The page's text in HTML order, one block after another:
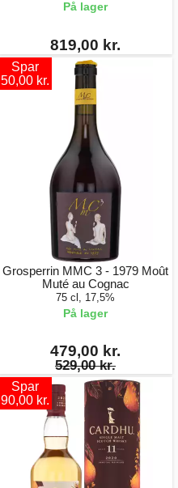
På lager
819,00 kr.
Spar
50,00 kr.
Grosperrin MMC 3 - 1979 Moût
Muté au Cognac
75 cl, 17,5%
På lager
479,00 kr.
529,00 kr.
Spar
90,00 kr.